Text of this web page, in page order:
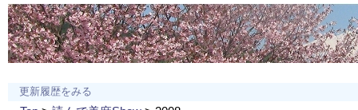
更新履歴をみる